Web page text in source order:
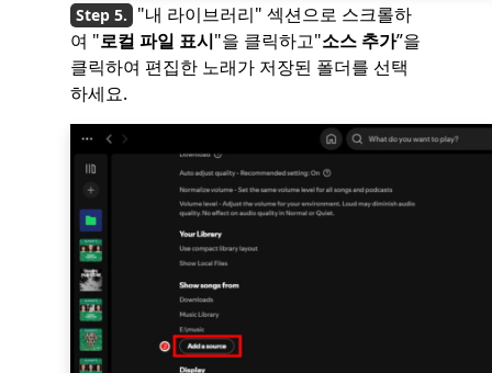
"내 라이브러리" 섹션으로 스크롤하
여 "로컬 파일 표시"을 클릭하고"소스 추가”을
클릭하여 편집한 노래가 저장된 폴더를 선택
하세요.